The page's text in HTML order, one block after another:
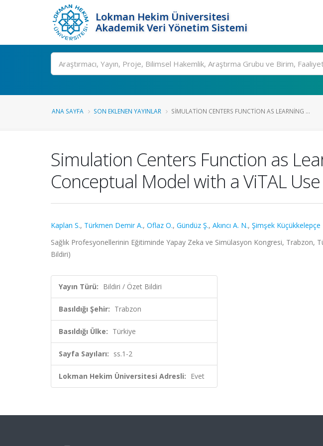
Lokman Hekim Üniversitesi
Akademik Veri Yönetim Sistemi
Ara
ANA SAYFA SON EKLENEN YAYINLAR SIMULATION CENTERS FUNCTION AS LEARNING ...
Simulation Centers Function as
Conceptual Model with a ViTAL
Kaplan S., Türkmen Demir A., Oflaz O., Gündüz Ş., Akıncı A. N., Şimşek Küçükkelepçe
Sağlık Profesyonellerinin Eğitiminde Yapay Zeka ve Simülasyon Kongresi, Trabzon,
Bildiri)
Yayın Türü: Bildiri / Özet Bildiri
Basıldığı Şehir: Trabzon
Basıldığı Ülke: Türkiye
Sayfa Sayıları: ss.1-2
Lokman Hekim Üniversitesi Adresli: Evet